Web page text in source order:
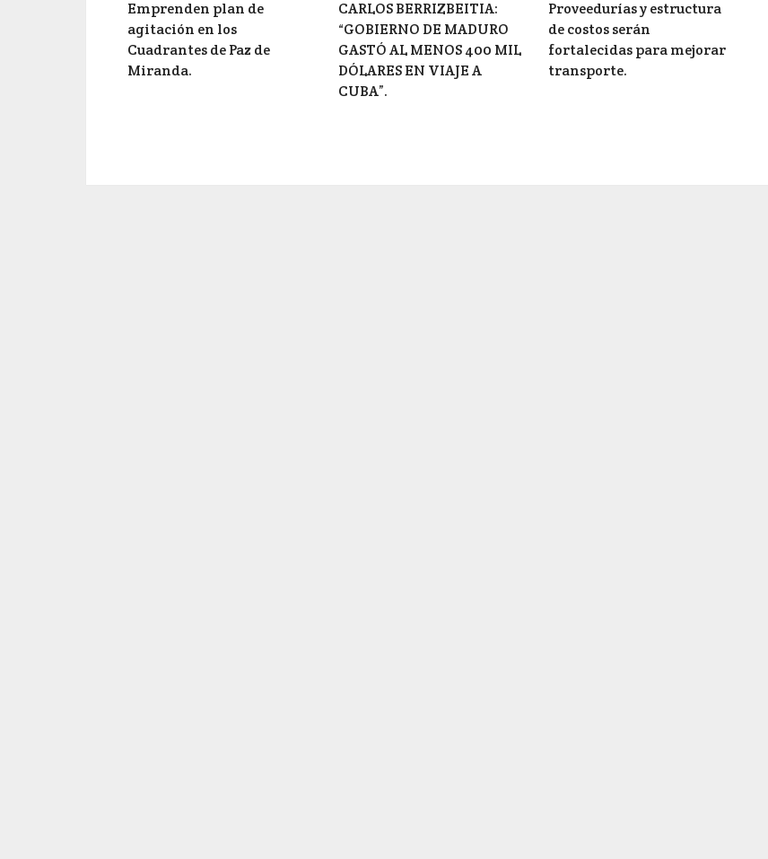
Emprenden plan de
agitación en los
Cuadrantes de Paz de
Miranda.
CARLOS BERRIZBEITIA:
“GOBIERNO DE MADURO
GASTÓ AL MENOS 400 MIL
DÓLARES EN VIAJE A
CUBA”.
Proveedurías y estructura
de costos serán
fortalecidas para mejorar
transporte.